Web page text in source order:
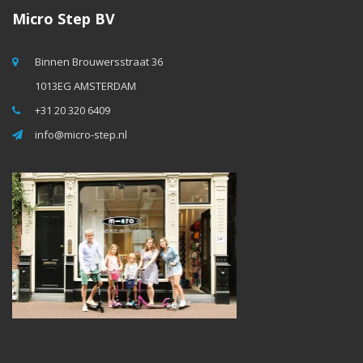
Micro Step BV
Binnen Brouwersstraat 36
1013EG AMSTERDAM
+31 20 320 6409
info@micro-step.nl